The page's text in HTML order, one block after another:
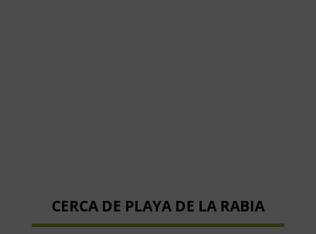
CERCA DE PLAYA DE LA RABIA